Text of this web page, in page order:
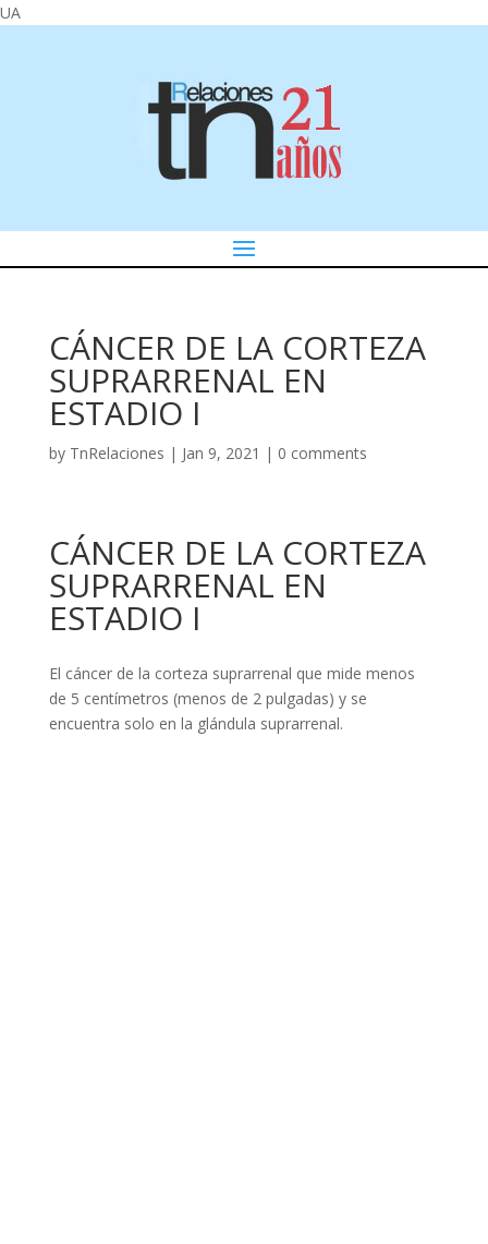
UA
CÁNCER DE LA CORTEZA
SUPRARRENAL EN
ESTADIO I
by TnRelaciones | Jan 9, 2021 | 0 comments
CÁNCER DE LA CORTEZA
SUPRARRENAL EN
ESTADIO I
El cáncer de la corteza suprarrenal que mide menos
de 5 centímetros (menos de 2 pulgadas) y se
encuentra solo en la glándula suprarrenal.